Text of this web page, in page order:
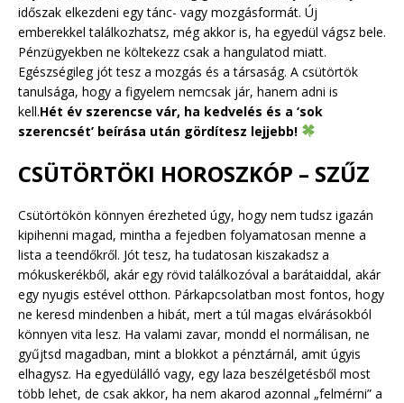
időszak elkezdeni egy tánc- vagy mozgásformát. Új
emberekkel találkozhatsz, még akkor is, ha egyedül vágsz bele.
Pénzügyekben ne költekezz csak a hangulatod miatt.
Egészségileg jót tesz a mozgás és a társaság. A csütörtök
tanulsága, hogy a figyelem nemcsak jár, hanem adni is
kell.Hét év szerencse vár, ha kedvelés és a ‘sok
szerencsét’ beírása után gördítesz lejjebb!
CSÜTÖRTÖKI HOROSZKÓP – SZŰZ
Csütörtökön könnyen érezheted úgy, hogy nem tudsz igazán
kipihenni magad, mintha a fejedben folyamatosan menne a
lista a teendőkről. Jót tesz, ha tudatosan kiszakadsz a
mókuskerékből, akár egy rövid találkozóval a barátaiddal, akár
egy nyugis estével otthon. Párkapcsolatban most fontos, hogy
ne keresd mindenben a hibát, mert a túl magas elvárásokból
könnyen vita lesz. Ha valami zavar, mondd el normálisan, ne
gyűjtsd magadban, mint a blokkot a pénztárnál, amit úgyis
elhagysz. Ha egyedülálló vagy, egy laza beszélgetésből most
több lehet, de csak akkor, ha nem akarod azonnal „felmérni” a